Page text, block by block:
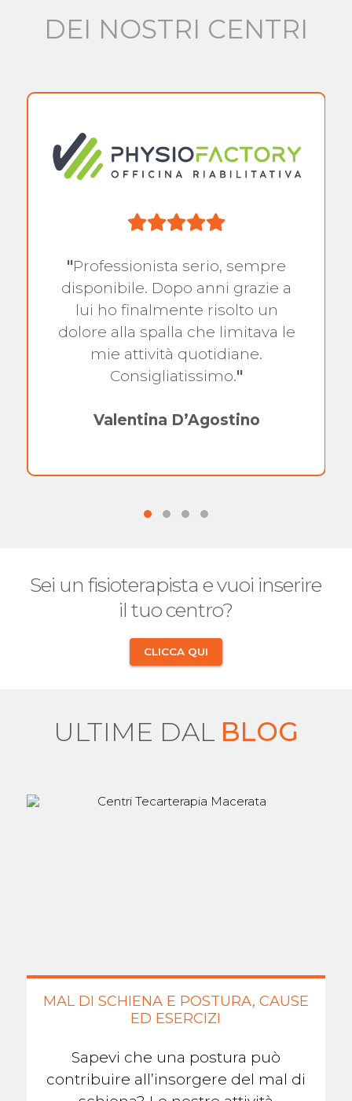
DEI NOSTRI CENTRI
"Professionista serio, sempre
disponibile. Dopo anni grazie a
lui ho finalmente risolto un
dolore alla spalla che limitava le
mie attività quotidiane.
Consigliatissimo."
Valentina D’Agostino
Sei un fisioterapista e vuoi inserire
il tuo centro?
CLICCA QUI
ULTIME DAL BLOG
MAL DI SCHIENA E POSTURA, CAUSE
ED ESERCIZI
Sapevi che una postura può
contribuire all’insorgere del mal di